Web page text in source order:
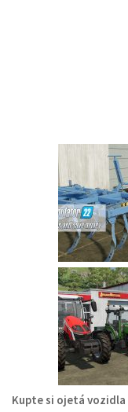
Kupte si ojetá vozidla